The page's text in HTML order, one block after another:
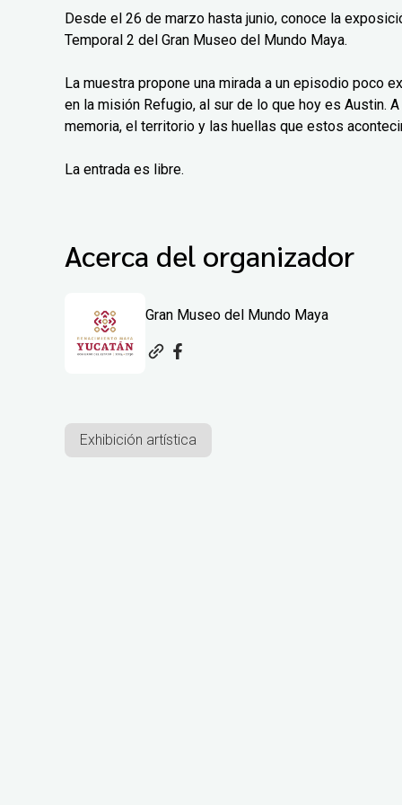
Desde el 26 de marzo hasta junio, conoce la
Temporal 2 del Gran Museo del Mundo Maya.
La muestra propone una mirada a un episodio poco
en la misión Refugio, al sur de lo que hoy es Austin.
memoria, el territorio y las huellas que estos
La entrada es libre.
Acerca del organizador
Gran Museo del Mundo Maya
Exhibición artística